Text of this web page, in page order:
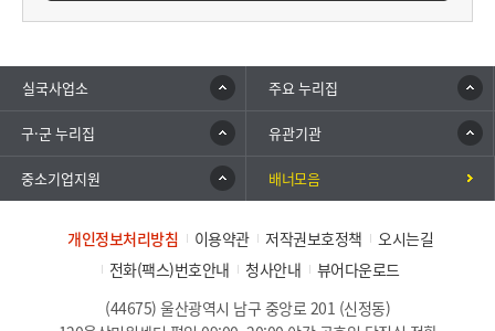
실국사업소 주요 누리집
구·군 누리집 유관기관
중소기업지원 배너모음
개인정보처리방침 이용약관 저작권보호정책
오시는길
전화(팩스)번호안내
청사안내
뷰어다운로드
(44675) 울산광역시 남구 중앙로 201 (신정동)